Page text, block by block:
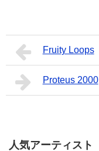
Fruity Loops
Proteus 2000
人気アーティスト